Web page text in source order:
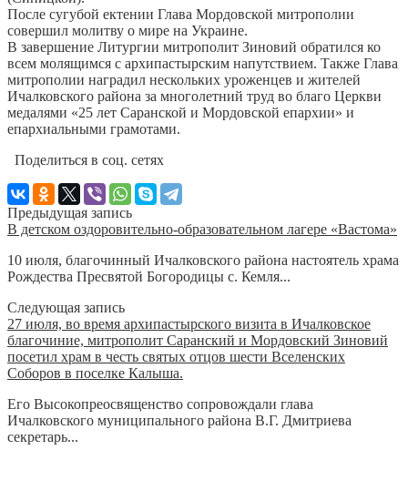
После сугубой ектении Глава Мордовской митрополии
совершил молитву о мире на Украине.
В завершение Литургии митрополит Зиновий обратился ко
всем молящимся с архипастырским напутствием. Также Глава
митрополии наградил нескольких уроженцев и жителей
Ичалковского района за многолетний труд во благо Церкви
медалями «25 лет Саранской и Мордовской епархии» и
епархиальными грамотами.
Поделиться в соц. сетях
Предыдущая запись
В детском оздоровительно-образовательном лагере «Вастома»
10 июля, благочинный Ичалковского района настоятель храма
Рождества Пресвятой Богородицы с. Кемля...
Следующая запись
27 июля, во время архипастырского визита в Ичалковское
благочиние, митрополит Саранский и Мордовский Зиновий
посетил храм в честь святых отцов шести Вселенских
Соборов в поселке Калыша.
Его Высокопреосвященство сопровождали глава
Ичалковского муниципального района В.Г. Дмитриева
секретарь...